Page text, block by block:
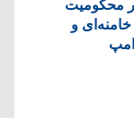
محکومیت
و